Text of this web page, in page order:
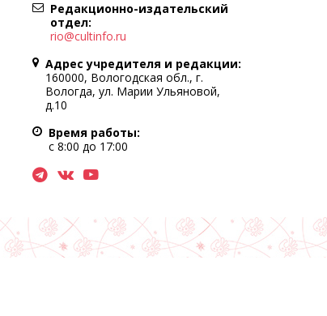
Редакционно-издательский
отдел:
rio@cultinfo.ru
Адрес учредителя и редакции:
160000, Вологодская обл., г.
Вологда, ул. Марии Ульяновой,
д.10
Время работы:
с 8:00 до 17:00